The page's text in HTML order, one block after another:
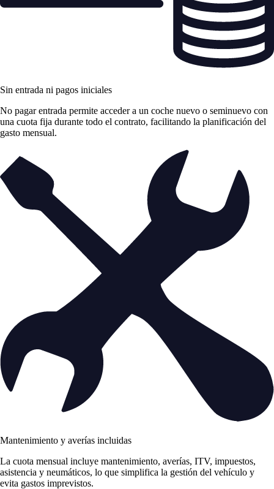
Sin entrada ni pagos iniciales
No pagar entrada permite acceder a un coche nuevo o seminuevo con
una cuota fija durante todo el contrato, facilitando la planificación del
gasto mensual.
Mantenimiento y averías incluidas
La cuota mensual incluye mantenimiento, averías, ITV, impuestos,
asistencia y neumáticos, lo que simplifica la gestión del vehículo y
evita gastos imprevistos.